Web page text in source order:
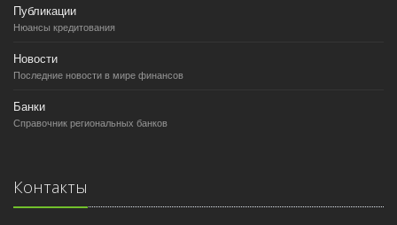
Публикации
Нюансы кредитования
Новости
Последние новости в мире финансов
Банки
Справочник региональных банков
Контакты